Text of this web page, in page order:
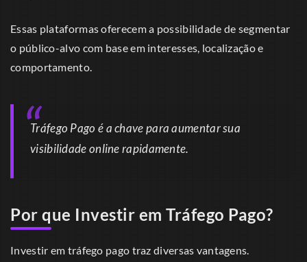
Essas plataformas oferecem a possibilidade de segmentar
o público-alvo com base em interesses, localização e
comportamento.
Tráfego Pago é a chave para aumentar sua
visibilidade online rapidamente.
Por que Investir em Tráfego Pago?
Investir em tráfego pago traz diversas vantagens.